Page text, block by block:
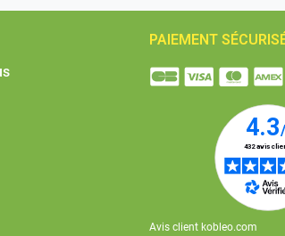
PAIEMENT
Avis client kobleo.com